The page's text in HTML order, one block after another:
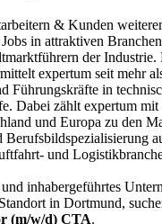
& Kunden
in attraktiven
der Industrie.
expertum seit mehr
Führungskräfte in
Dabei zählt expertum
und Europa zu den
Berufsbildspezialisierung
und
inhabergeführtes
in Dortmund,
(m/w/d) CTA.